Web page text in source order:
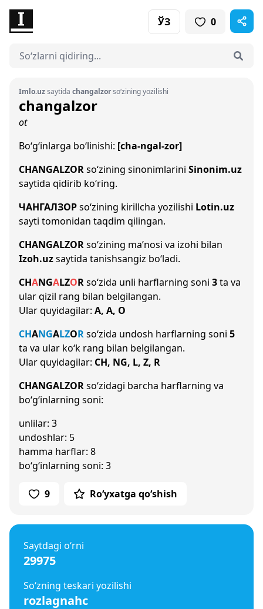
ЎЗ 0
Imlo.uzsaytida changalzorso‘zining yozilishi
changalzor
ot
Bo‘g‘inlarga bo‘linishi: [cha-ngal-zor]
CHANGALZORso‘zining sinonimlarini Sinonim.uz
saytida qidirib ko‘ring.
ЧАНГАЛЗОРso‘zining kirillcha yozilishi Lotin.uz
sayti tomonidan taqdim qilingan.
CHANGALZORso‘zining ma’nosi va izohi bilan
Izoh.uzsaytida tanishsangiz bo‘ladi.
CHANGALZORso‘zida unli harflarning soni 3ta va
ular qizil rang bilan belgilangan.
Ular quyidagilar: A, A, O
CHANGALZORso‘zida undosh harflarning soni 5
ta va ular ko‘k rang bilan belgilangan.
Ular quyidagilar: CH, NG, L, Z, R
CHANGALZORso‘zidagi barcha harflarning va
bo‘g‘inlarning soni:
unlilar: 3
undoshlar: 5
hamma harflar: 8
bo‘g‘inlarning soni: 3
9 Ro‘yxatga qo‘shish
Saytdagi o‘rni
29975
So‘zning teskari yozilishi
rozlagnahc